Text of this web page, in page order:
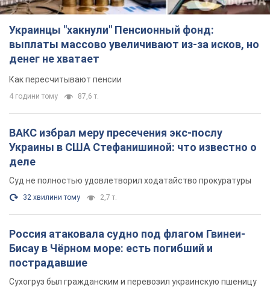
Украинцы "хакнули" Пенсионный фонд:
выплаты массово увеличивают из-за исков, но
денег не хватает
Как пересчитывают пенсии
4 години тому 87,6 т.
ВАКС избрал меру пресечения экс-послу
Украины в США Стефанишиной: что известно о
деле
Суд не полностью удовлетворил ходатайство прокуратуры
32 хвилини тому 2,7 т.
Россия атаковала судно под флагом Гвинеи-
Бисау в Чёрном море: есть погибший и
пострадавшие
Сухогруз был гражданским и перевозил украинскую пшеницу